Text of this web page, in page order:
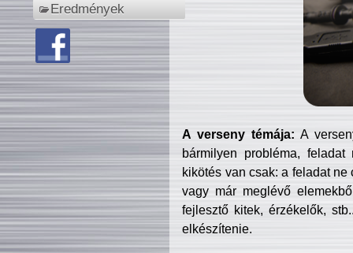
Eredmények
A verseny témája: A
bármilyen probléma, feladat
kikötés van csak: a feladat
vagy már meglévő
fejlesztő kitek, érzékelők,
elkészítenie.